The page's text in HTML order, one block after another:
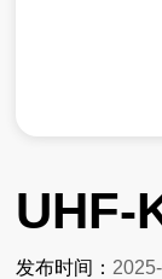
UHF-
发布时间：